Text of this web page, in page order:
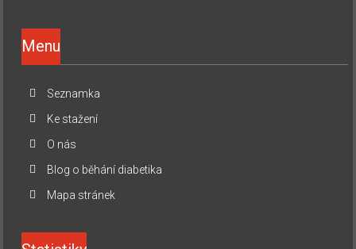
Menu
Seznamka
Ke stažení
O nás
Blog o běhání diabetika
Mapa stránek